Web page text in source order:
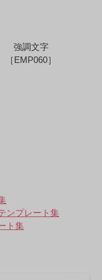
強調文字
［EMP060］
ンプレート集
ト集